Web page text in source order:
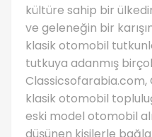
kültüre sahip bir
ve geleneğin bir
klasik otomobil
tutkuya adanmış
Classicsofarabia.com,
klasik otomobil
eski model otomobil